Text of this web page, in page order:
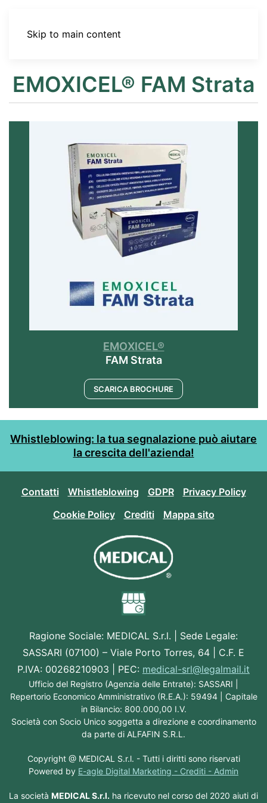
Skip to main content
EMOXICEL® FAM Strata
EMOXICEL®
FAM Strata
SCARICA BROCHURE
Whistleblowing: la tua segnalazione può aiutare
la crescita dell'azienda!
Contatti Whistleblowing GDPR
Privacy Policy
Cookie Policy
Crediti Mappa sito
Ragione Sociale: MEDICAL S.r.l. | Sede Legale:
SASSARI (07100) – Viale Porto Torres, 64 | C.F. E
P.IVA: 00268210903 | PEC: medical-srl@legalmail.it
Ufficio del Registro (Agenzia delle Entrate): SASSARI |
Repertorio Economico Amministrativo (R.E.A.): 59494 | Capitale
in Bilancio: 800.000,00 I.V.
Società con Socio Unico soggetta a direzione e coordinamento
da parte di ALFAFIN S.R.L.
Copyright @ MEDICAL S.r.l. - Tutti i diritti sono riservati
Powered by E-agle Digital Marketing - Crediti - Admin
La società MEDICAL S.r.l. ha ricevuto nel corso del 2020 aiuti di